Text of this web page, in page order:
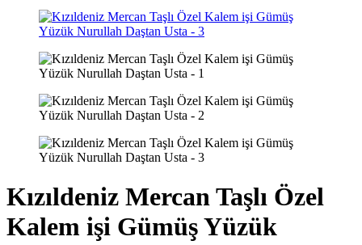
Kızıldeniz Mercan Taşlı Özel
Kalem işi Gümüş Yüzük